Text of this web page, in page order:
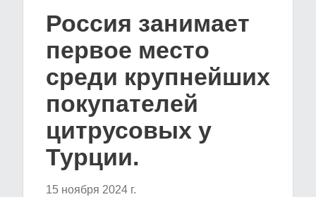
Россия занимает
первое место
среди крупнейших
покупателей
цитрусовых у
Турции.
15 ноября 2024 г.